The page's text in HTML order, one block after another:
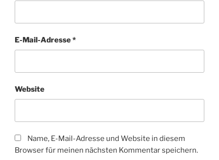
E-Mail-Adresse*
Website
Name, E-Mail-Adresse und Website in diesem
Browser für meinen nächsten Kommentar speichern.